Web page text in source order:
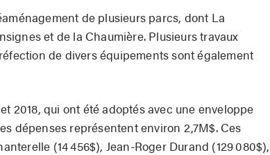
de plusieurs parcs, dont La
et de la Chaumière. Plusieurs travaux
de divers équipements sont également
2018, qui ont été adoptés avec une enveloppe
dépenses représentent environ 2,7M$. Ces
(14 456$), Jean-Roger Durand (129 080$),